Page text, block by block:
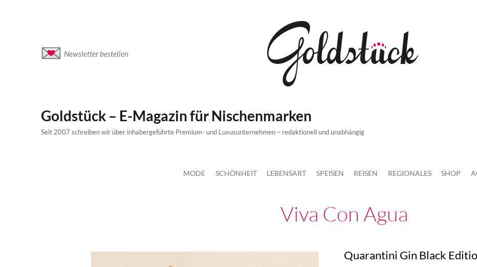
Newsletter bestellen
Goldstück – E-Magazin für Nischenmarken
Seit 2007 schreiben wir über inhabergeführte Premium- und Luxusunternehmen – redaktionell und unabhängig
MODE SCHÖNHEIT LEBENSART SPEISEN REISEN REGIONALES SHOP
Viva Con Agua
Quarantini Gin Black